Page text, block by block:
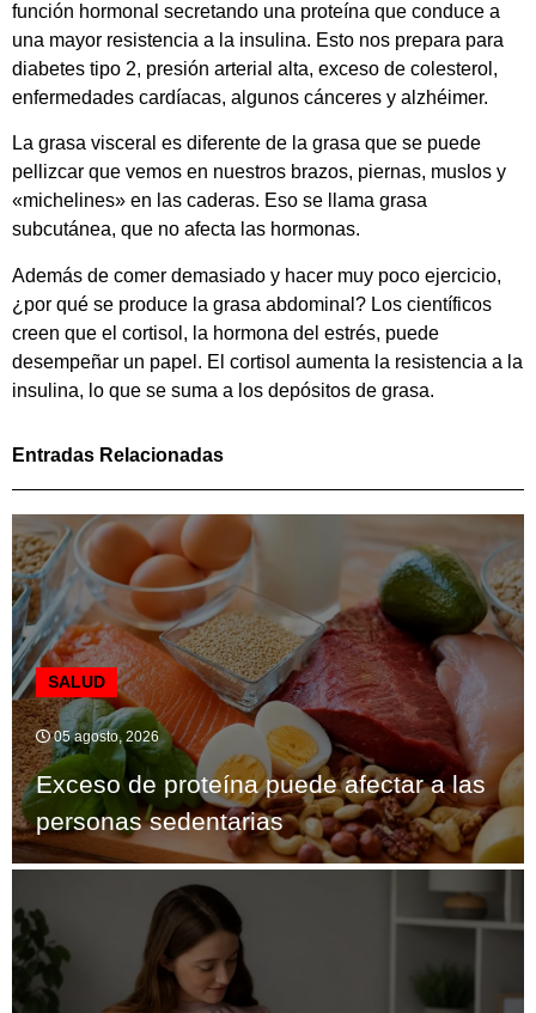
función hormonal secretando una proteína que conduce a
una mayor resistencia a la insulina. Esto nos prepara para
diabetes tipo 2, presión arterial alta, exceso de colesterol,
enfermedades cardíacas, algunos cánceres y alzhéimer.
La grasa visceral es diferente de la grasa que se puede
pellizcar que vemos en nuestros brazos, piernas, muslos y
«michelines» en las caderas. Eso se llama grasa
subcutánea, que no afecta las hormonas.
Además de comer demasiado y hacer muy poco ejercicio,
¿por qué se produce la grasa abdominal? Los científicos
creen que el cortisol, la hormona del estrés, puede
desempeñar un papel. El cortisol aumenta la resistencia a la
insulina, lo que se suma a los depósitos de grasa.
Entradas Relacionadas
SALUD
05 agosto, 2026
Exceso de proteína puede afectar a las
personas sedentarias